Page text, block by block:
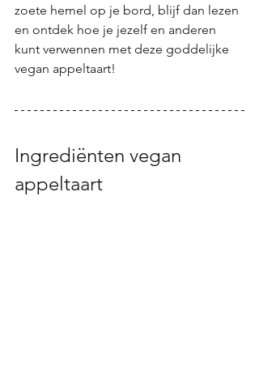
zoete hemel op je bord, blijf dan lezen
en ontdek hoe je jezelf en anderen
kunt verwennen met deze goddelijke
vegan appeltaart!
Ingrediënten vegan
appeltaart